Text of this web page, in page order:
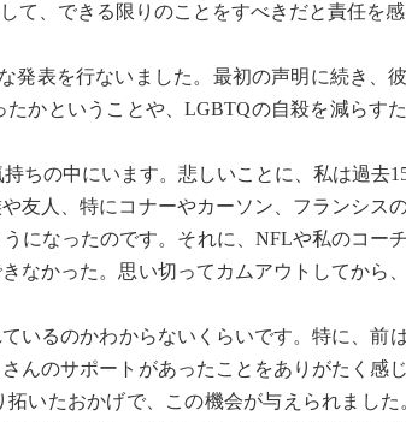
て、できる限りのことをすべきだと責任を
表を行ないました。最初の声明に続き、
かということや、LGBTQの自殺を減らす
ちの中にいます。悲しいことに、私は過去
友人、特にコナーやカーソン、フランシス
になったのです。それに、NFLや私のコー
なかった。思い切ってカムアウトしてから
ているのかわからないくらいです。特に、
のサポートがあったことをありがたく感
いたおかげで、この機会が与えられました